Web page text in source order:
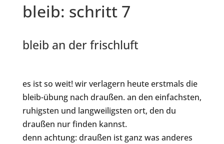
bleib: schritt 7
bleib an der frischluft
es ist so weit! wir verlagern heute erstmals die
bleib-übung nach draußen. an den einfachsten,
ruhigsten und langweiligsten ort, den du
draußen nur finden kannst.
denn achtung: draußen ist ganz was anderes